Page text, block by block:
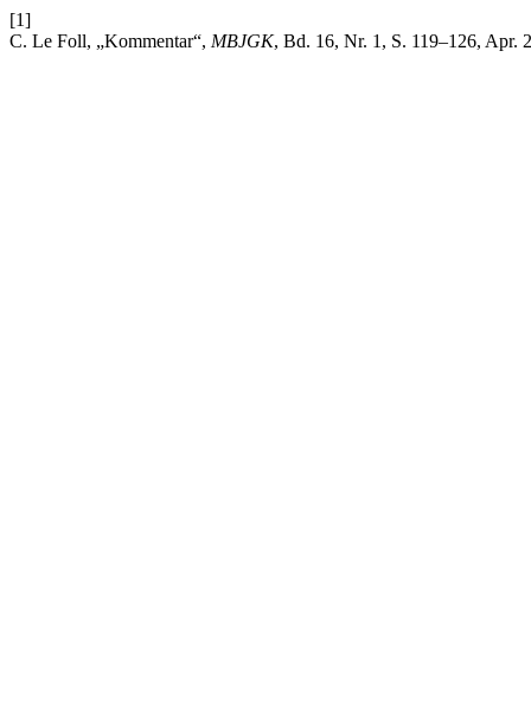
[1]
C. Le Foll, „Kommentar“, MBJGK, Bd. 16, Nr. 1, S. 119–126, Apr.